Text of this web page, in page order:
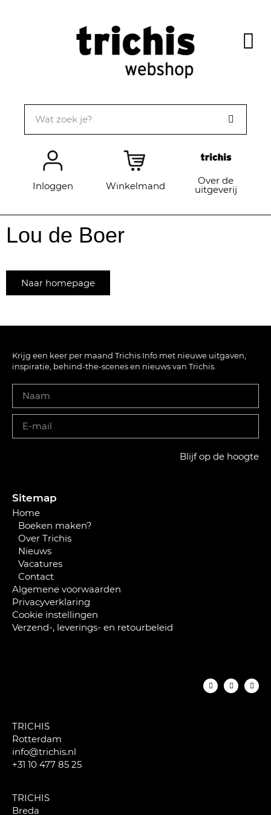
Inloggen Winkelmand Over de
uitgeverij
Lou de Boer
Naar homepage
Krijg een keer per maand Trichis Info met nieuwe uitgaven,
inspiratie, behind-the-scenes en nieuws van Trichis.
Blijf op de hoogte
Sitemap
Home
Boeken maken?
Over Trichis
Nieuws
Vacatures
Contact
Algemene voorwaarden
Privacyverklaring
Cookie instellingen
Verzend-, leverings- en retourbeleid
TRICHIS
Rotterdam
info@trichis.nl
+31 10 477 85 25
TRICHIS
Breda